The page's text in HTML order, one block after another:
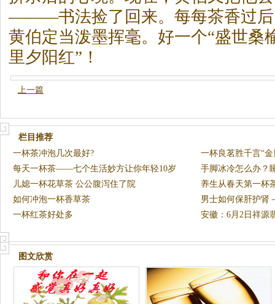
———书法捡了回来。每每茶香过
黄伯定当泼墨挥毫。好一个“盛世桑
里夕阳红”！
上一篇
栏目推荐
一杯茶冲泡几次最好?
一杯良茗胜千言“
记
每天一杯茶——七个生活妙方让你年轻10岁
手脚冰冷怎么办？
儿媳一杯花草茶 公公腹泻住了院
养生从春天第一杯
如何冲泡一杯香草茶
男士如何保肝护肾
一杯红茶好处多
安徽：6月2日祥源
图文欣赏